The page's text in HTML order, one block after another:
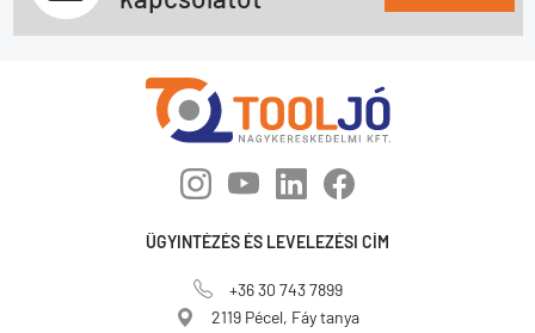
ÜGYINTÉZÉS ÉS LEVELEZÉSI CÍM
+36 30 743 7899
2119 Pécel, Fáy tanya